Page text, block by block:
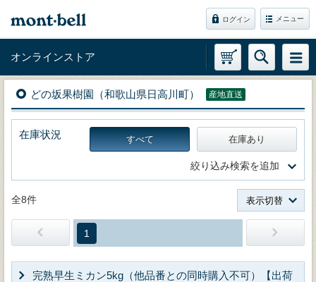
ログイン メニュー
オンラインストア
どの坂果樹園（和歌山県日高川町） 産地直送
在庫状況 すべて 在庫あり
絞り込み検索を追加
全8件 表示切替
1
完熟早生ミカン5kg（他品番との同時購入不可）【出荷